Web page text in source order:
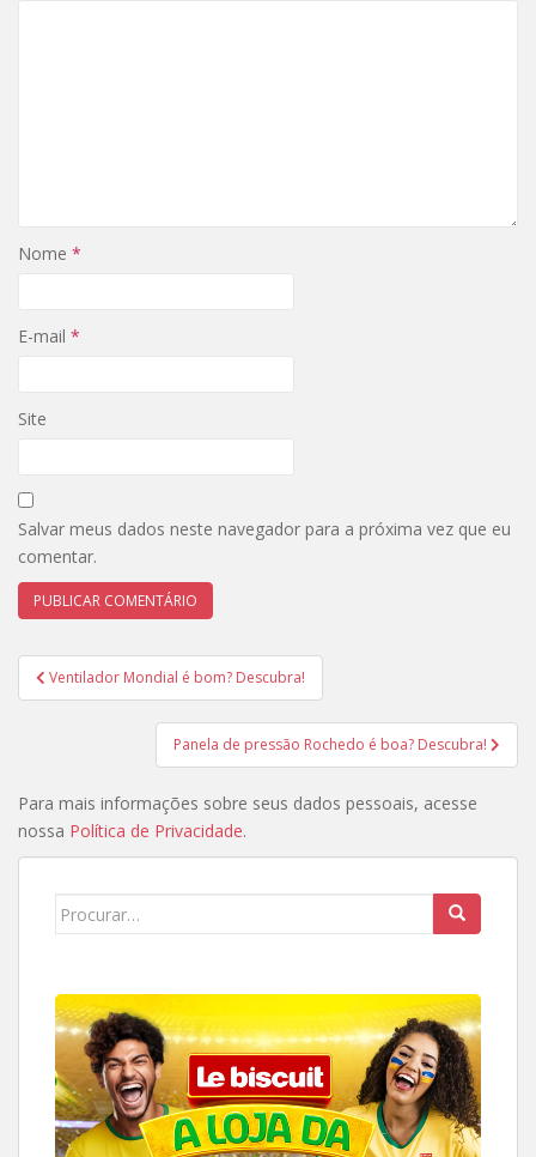
Nome *
E-mail *
Site
Salvar meus dados neste navegador para a próxima vez que eu
comentar.
Navegação
de
Ventilador Mondial é bom? Descubra!
Panela de pressão Rochedo é boa? Descubra!
Para mais informações sobre seus dados pessoais, acesse
nossa Política de Privacidade.
Search